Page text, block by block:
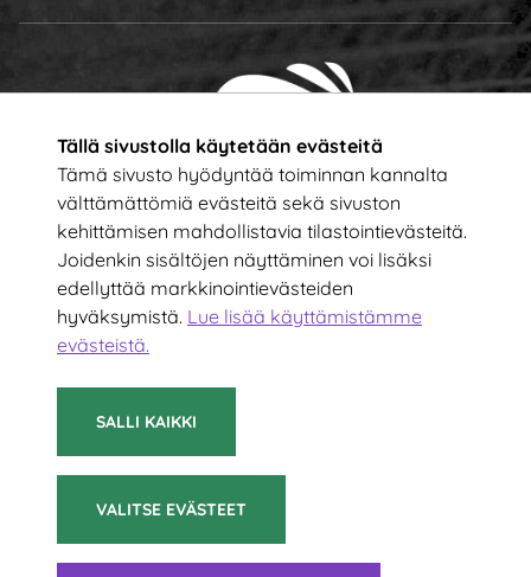
Tällä sivustolla käytetään evästeitä
Tämä sivusto hyödyntää toiminnan kannalta
välttämättömiä evästeitä sekä sivuston
kehittämisen mahdollistavia tilastointievästeitä.
Joidenkin sisältöjen näyttäminen voi lisäksi
edellyttää markkinointievästeiden
hyväksymistä. Lue lisää käyttämistämme
evästeistä.​​​​​​
SALLI KAIKKI
VALITSE EVÄSTEET
Tilaa uutiskirje!
Kirjoita sähköpostiosoitteesi
© 2021 Suomen Sulkapalloliitto ry